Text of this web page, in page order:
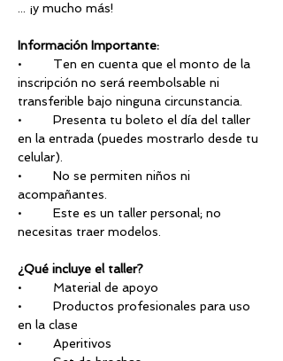
... ¡y mucho más!
Información Importante:
•	Ten en cuenta que el monto de la
inscripción no será reembolsable ni
transferible bajo ninguna circunstancia.
•	Presenta tu boleto el día del taller
en la entrada (puedes mostrarlo desde tu
celular).
•	No se permiten niños ni
acompañantes.
•	Este es un taller personal; no
necesitas traer modelos.
¿Qué incluye el taller?
•	Material de apoyo
•	Productos profesionales para uso
en la clase
•	Aperitivos